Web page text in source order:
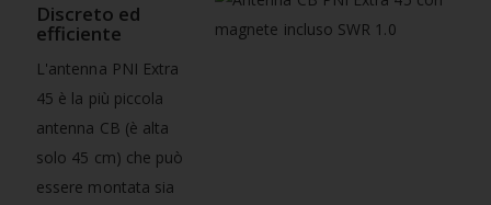
Discreto ed
efficiente
L'antenna PNI Extra
45 è la più piccola
antenna CB (è alta
solo 45 cm) che può
essere montata sia